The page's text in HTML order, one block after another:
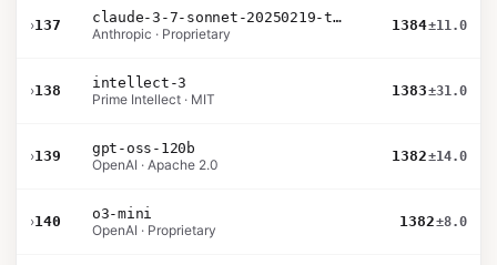
›137
claude-3-7-sonnet-20250219-thinking-32k
Anthropic · Proprietary
1384±11.0
›138
intellect-3
Prime Intellect · MIT
1383±31.0
›139
gpt-oss-120b
OpenAI · Apache 2.0
1382±14.0
›140
o3-mini
OpenAI · Proprietary
1382±8.0